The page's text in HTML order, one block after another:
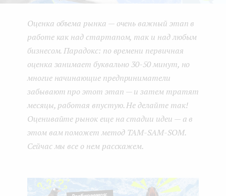
Оценка объема рынка — очень важный этап в
работе как над стартапом, так и над любым
бизнесом. Парадокс: по времени первичная
оценка занимает буквально 30-50 минут, но
многие начинающие предприниматели
забывают про этот этап — и затем тратят
месяцы, работая впустую. Не делайте так!
Оценивайте рынок еще на стадии идеи — а в
этом вам поможет метод TAM-SAM-SOM.
Сейчас мы все о нем расскажем.